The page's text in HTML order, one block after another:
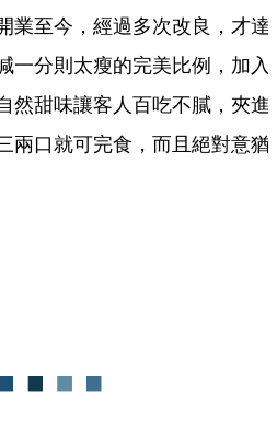
業至今，經過多次改良，才達
一分則太瘦的完美比例，加入
然甜味讓客人百吃不膩，夾進
兩口就可完食，而且絕對意猶